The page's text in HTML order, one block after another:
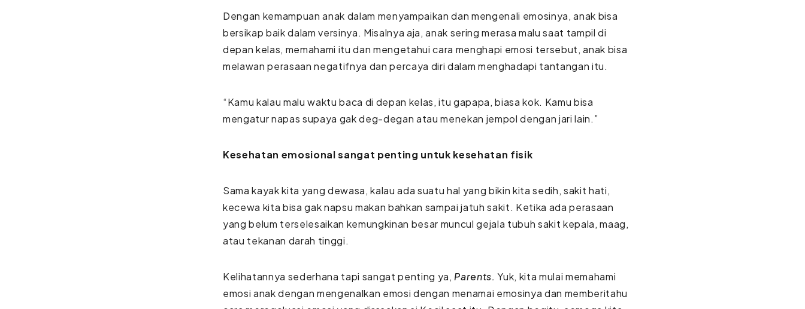
Dengan kemampuan anak dalam menyampaikan dan mengenali emosinya, anak bisa
bersikap baik dalam versinya. Misalnya aja, anak sering merasa malu saat tampil di
depan kelas, memahami itu dan mengetahui cara menghapi emosi tersebut, anak bisa
melawan perasaan negatifnya dan percaya diri dalam menghadapi tantangan itu.
“Kamu kalau malu waktu baca di depan kelas, itu gapapa, biasa kok. Kamu bisa
mengatur napas supaya gak deg-degan atau menekan jempol dengan jari lain.”
Kesehatan emosional sangat penting untuk kesehatan fisik
Sama kayak kita yang dewasa, kalau ada suatu hal yang bikin kita sedih, sakit hati,
kecewa kita bisa gak napsu makan bahkan sampai jatuh sakit. Ketika ada perasaan
yang belum terselesaikan kemungkinan besar muncul gejala tubuh sakit kepala, maag,
atau tekanan darah tinggi.
Kelihatannya sederhana tapi sangat penting ya, Parents.Yuk, kita mulai memahami
emosi anak dengan mengenalkan emosi dengan menamai emosinya dan memberitahu